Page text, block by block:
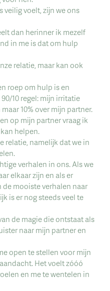
veilig voelt, zijn we ons
dan herinner ik mezelf
in me is dat om hulp
relatie, maar kan ook
roep om hulp is en
10 regel: mijn irritatie
10% over mijn partner.
op mijn partner vraag ik
helpen.
relatie, namelijk dat we in
verhalen in ons. Als we
elkaar zijn en als er
mooiste verhalen naar
is er nog steeds veel te
de magie die ontstaat als
naar mijn partner en
open te stellen voor mijn
Het voelt zóóó
en me te wentelen in